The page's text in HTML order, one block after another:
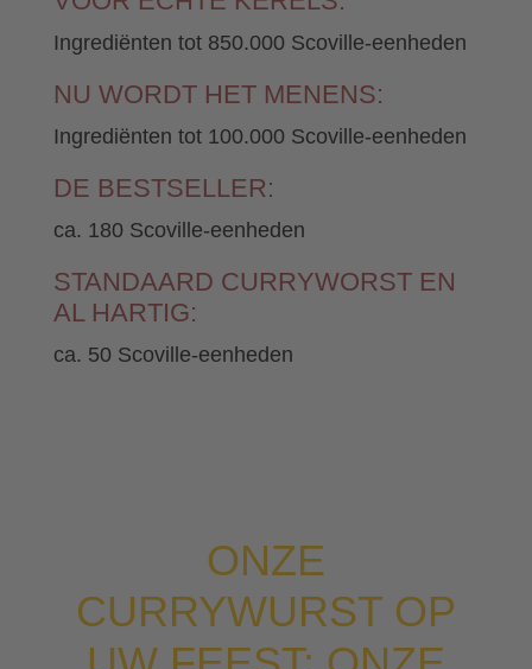
Ingrediënten tot 850.000 Scoville-eenheden
NU WORDT HET MENENS:
Ingrediënten tot 100.000 Scoville-eenheden
DE BESTSELLER:
ca. 180 Scoville-eenheden
STANDAARD CURRYWORST EN
AL HARTIG:
ca. 50 Scoville-eenheden
ONZE
CURRYWURST OP